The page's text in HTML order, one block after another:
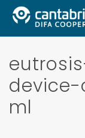
ml